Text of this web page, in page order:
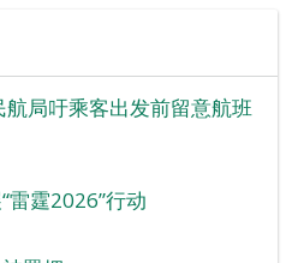
局吁乘客出发前留意航班
雷霆2026”行动